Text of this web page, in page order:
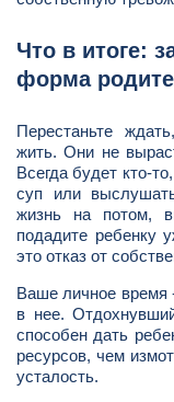
Что в итоге:
форма
Перестаньте
жить. Они не
Всегда будет кто-
суп или
жизнь на потом,
подадите ребенку
это отказ от
Ваше личное время
в нее.
способен дать
ресурсов, чем
усталость.